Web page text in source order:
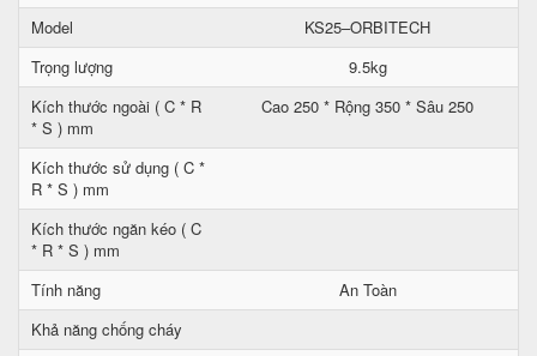
Model
KS25–ORBITECH
Trọng lượng
9.5kg
Kích thước ngoài ( C * R
* S ) mm
Cao 250 * Rộng 350 * Sâu 250
Kích thước sử dụng ( C *
R * S ) mm
Kích thước ngăn kéo ( C
* R * S ) mm
Tính năng
An Toàn
Khả năng chống cháy